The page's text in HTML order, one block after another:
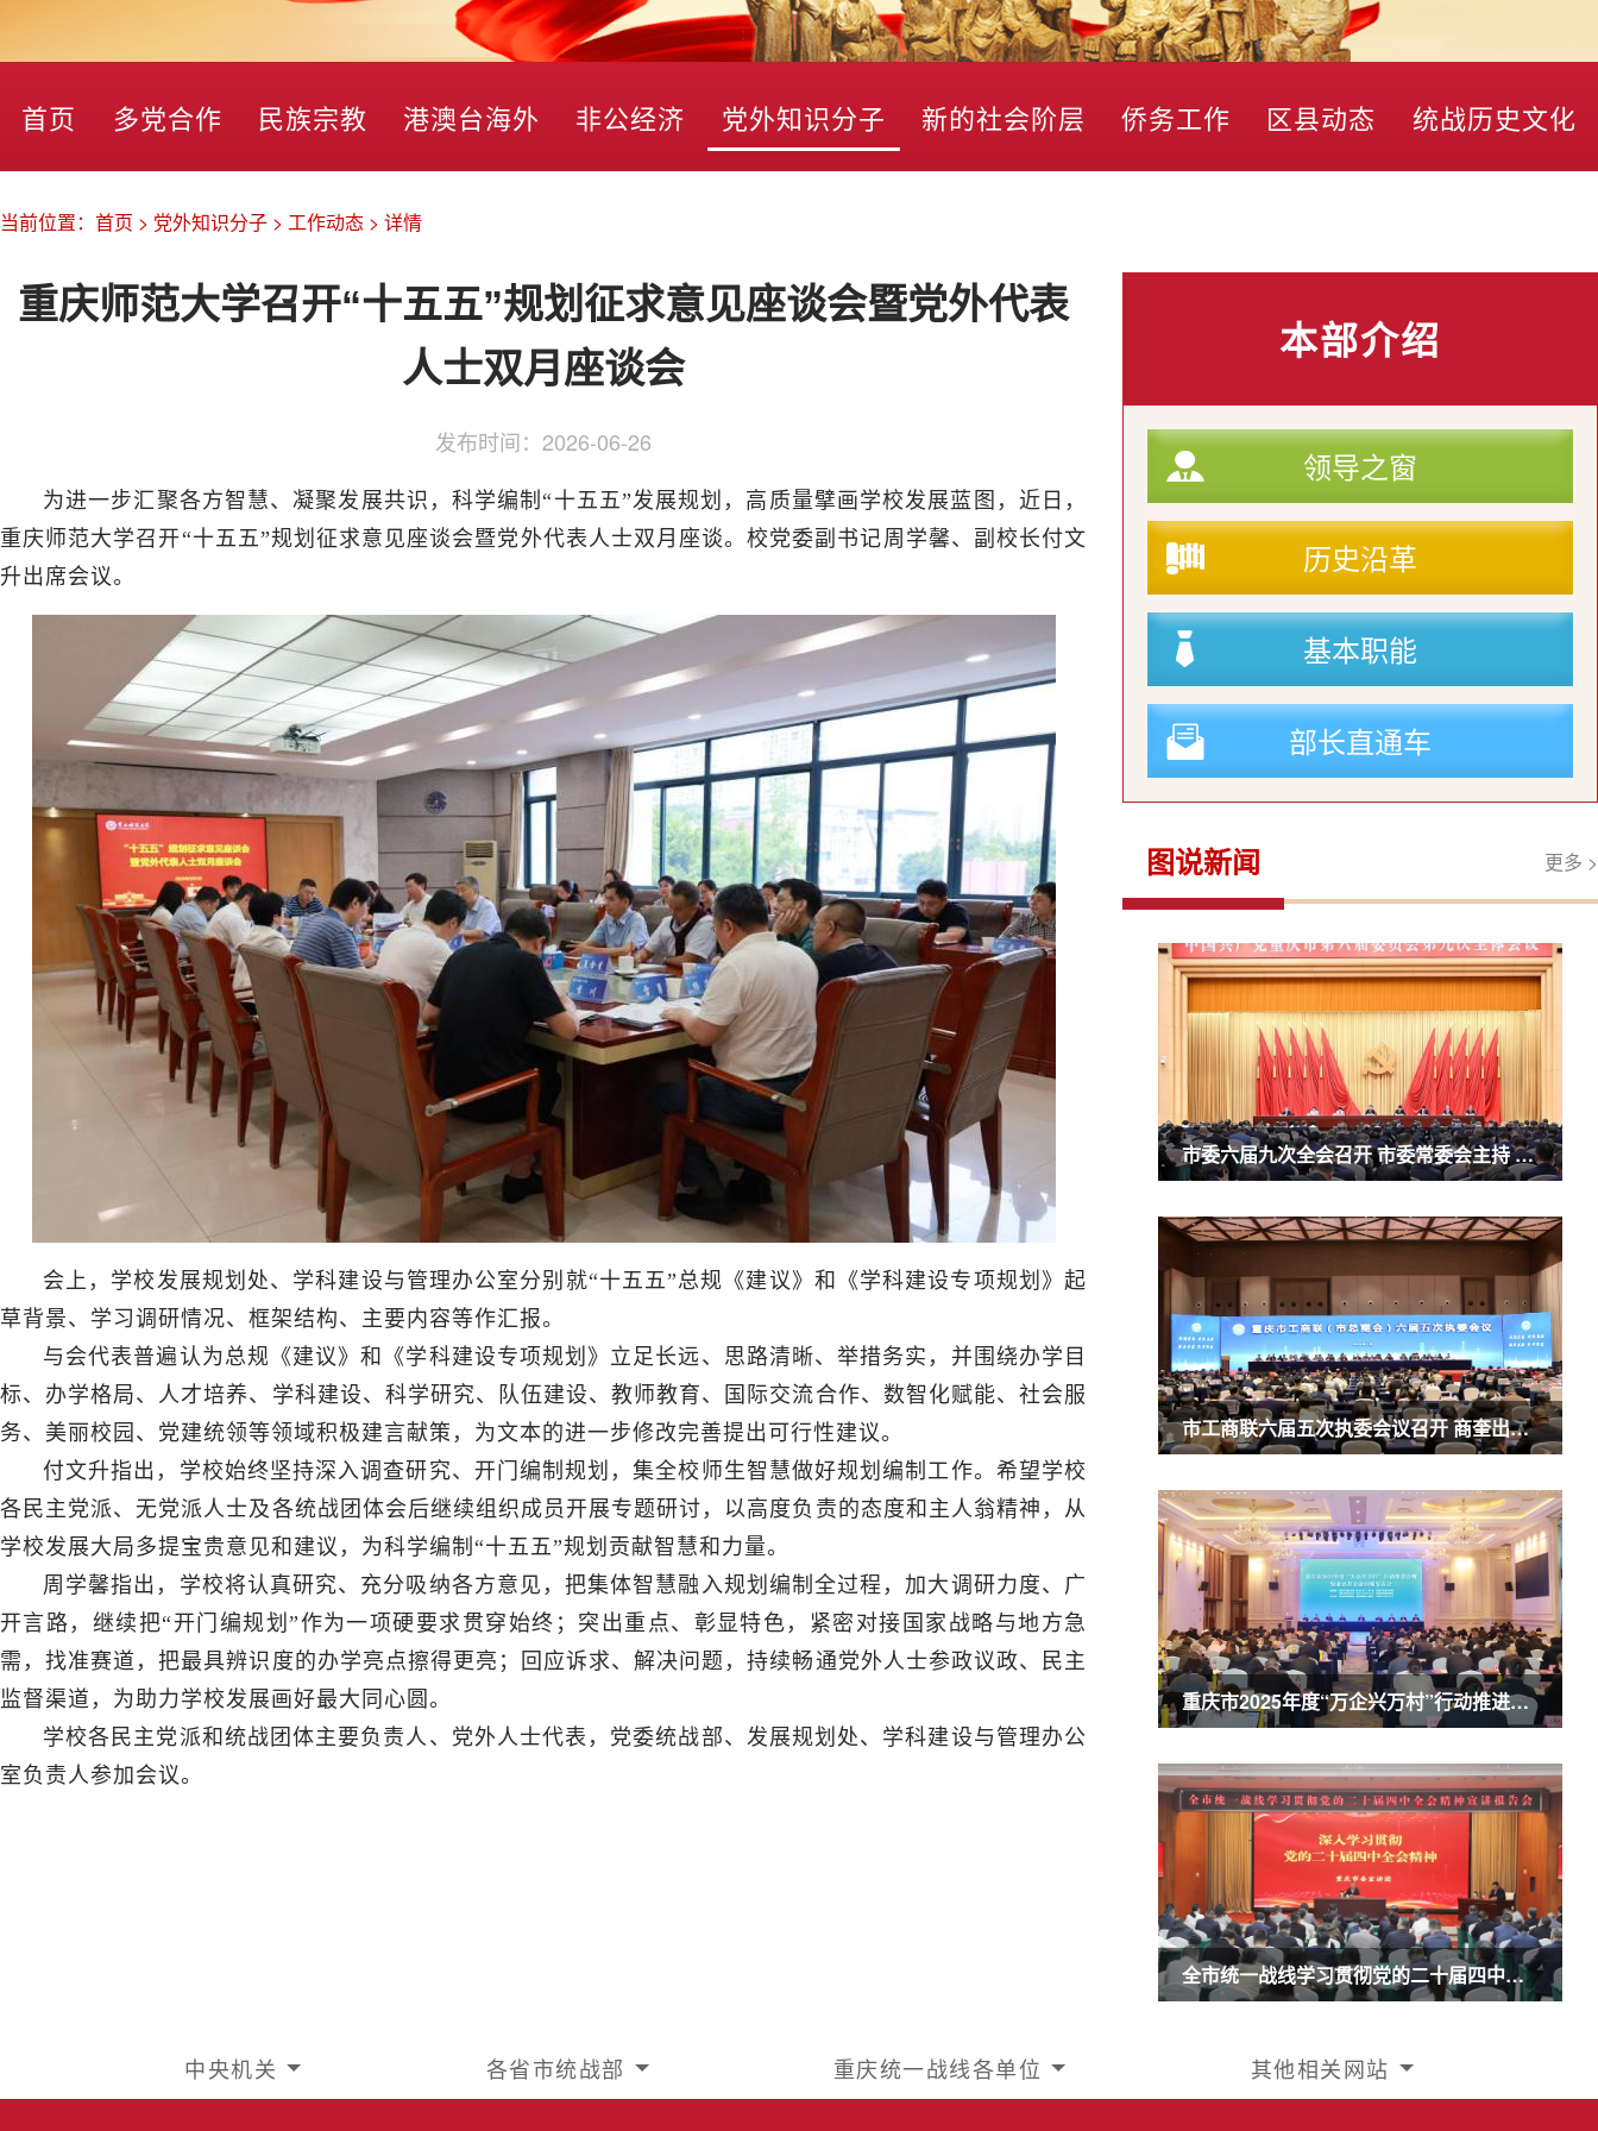
首页 多党合作 民族宗教 港澳台海外 非公经济 党外知识分子 新的社会阶层 侨务工作 区县动态 统战历史文化
当前位置： 首页 > 党外知识分子 > 工作动态 > 详情
重庆师范大学召开“十五五”规划征求意见座谈会暨党外代表
人士双月座谈会
发布时间： 2026-06-26
为进一步汇聚各方智慧、凝聚发展共识，科学编制“十五五”发展规划，高质量擘画学校发展蓝图，近日，
重庆师范大学召开“十五五”规划征求意见座谈会暨党外代表人士双月座谈。校党委副书记周学馨、副校长付文
升出席会议。
会上，学校发展规划处、学科建设与管理办公室分别就“十五五”总规《建议》和《学科建设专项规划》起
草背景、学习调研情况、框架结构、主要内容等作汇报。
与会代表普遍认为总规《建议》和《学科建设专项规划》立足长远、思路清晰、举措务实，并围绕办学目
标、办学格局、人才培养、学科建设、科学研究、队伍建设、教师教育、国际交流合作、数智化赋能、社会服
务、美丽校园、党建统领等领域积极建言献策，为文本的进一步修改完善提出可行性建议。
付文升指出，学校始终坚持深入调查研究、开门编制规划，集全校师生智慧做好规划编制工作。希望学校
各民主党派、无党派人士及各统战团体会后继续组织成员开展专题研讨，以高度负责的态度和主人翁精神，从
学校发展大局多提宝贵意见和建议，为科学编制“十五五”规划贡献智慧和力量。
周学馨指出，学校将认真研究、充分吸纳各方意见，把集体智慧融入规划编制全过程，加大调研力度、广
开言路，继续把“开门编规划”作为一项硬要求贯穿始终；突出重点、彰显特色，紧密对接国家战略与地方急
需，找准赛道，把最具辨识度的办学亮点擦得更亮；回应诉求、解决问题，持续畅通党外人士参政议政、民主
监督渠道，为助力学校发展画好最大同心圆。
学校各民主党派和统战团体主要负责人、党外人士代表，党委统战部、发展规划处、学科建设与管理办公
室负责人参加会议。
本部介绍
领导之窗
历史沿革
基本职能
部长直通车
图说新闻 更多 >
市委六届九次全会召开 市委常委会主持 市委书记袁家军讲话
市工商联六届五次执委会议召开 商奎出席并讲话
重庆市2025年度“万企兴万村”行动推进会暨农业民营企业50强发布会召开 商奎出席并讲话
全市统一战线学习贯彻党的二十届四中全会精神宣讲报告会召开 商奎作宣讲报告
中央机关 各省市统战部 重庆统一战线各单位 其他相关网站